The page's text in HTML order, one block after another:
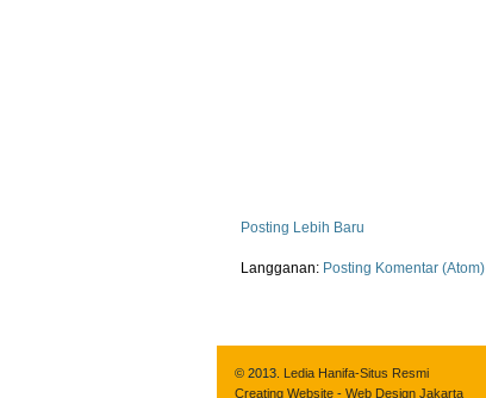
Posting Lebih Baru
Langganan: Posting Komentar (Atom)
© 2013. Ledia Hanifa-Situs Resmi
Creating Website - Web Design Jakarta